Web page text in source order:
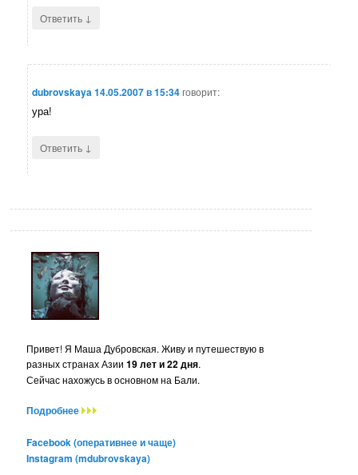
Ответить ↓
dubrovskaya14.05.2007 в 15:34говорит:
ура!
Ответить ↓
Привет! Я Маша Дубровская. Живу и путешествую в
разных странах Азии19 лет и 22 дня.
Сейчас нахожусь в основном на Бали.
Подробнее
Facebook (оперативнее и чаще)
Instagram (mdubrovskaya)